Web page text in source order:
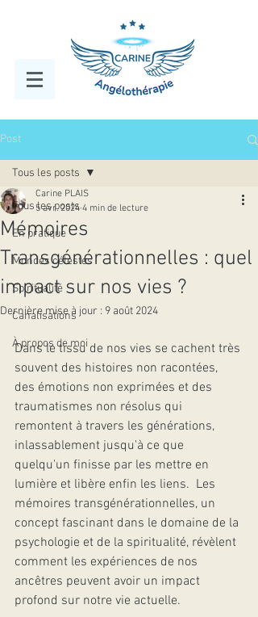
Post
Tous les posts
En pratique
Mondes célestes
Spiritualité
Canalisations
À propos de moi
Tous les posts
Mémoires
Transgénérationnelles : quel
impact sur nos vies ?
Carine PLAIS
5 avr. 2024 4 min de lecture
Dernière mise à jour : 9 août 2024
Dans le tissu de nos vies se cachent très
souvent des histoires non racontées,
des émotions non exprimées et des
traumatismes non résolus qui
remontent à travers les générations,
inlassablement jusqu'à ce que
quelqu'un finisse par les mettre en
lumière et libère enfin les liens.  Les
mémoires transgénérationnelles, un
concept fascinant dans le domaine de la
psychologie et de la spiritualité, révèlent
comment les expériences de nos
ancêtres peuvent avoir un impact
profond sur notre vie actuelle.